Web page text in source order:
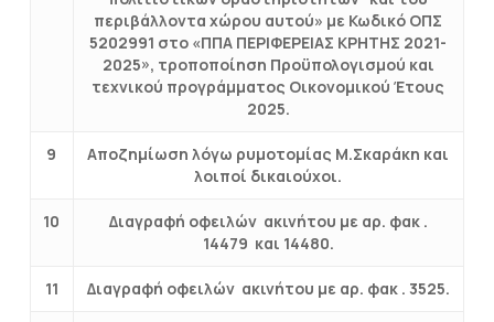
περιβάλλοντα χώρου αυτού» με Κωδικό ΟΠΣ
5202991 στο «ΠΠΑ ΠΕΡΙΦΕΡΕΙΑΣ ΚΡΗΤΗΣ 2021-
2025», τροποποίηση Προϋπολογισμού και
τεχνικού προγράμματος Οικονομικού Έτους
2025.
9
Αποζημίωση λόγω ρυμοτομίας Μ.Σκαράκη και
λοιποί δικαιούχοι.
10
Διαγραφή οφειλών ακινήτου με αρ. φακ .
14479 και 14480.
11 Διαγραφή οφειλών ακινήτου με αρ. φακ . 3525.